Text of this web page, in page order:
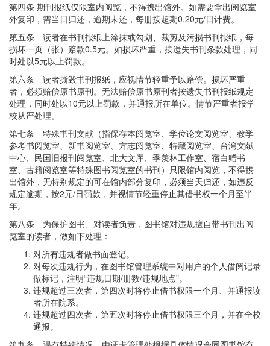
第四条 期刊报纸仅限室内阅览，不得携出馆外。如需要拿出阅览室
外复印，需当日归还，逾期未还，每册按超期0.20元/日计费。
第五条 读者在书刊报纸上涂抹或勾划、裁剪及污损书刊报纸，每
损坏一页（张）赔款0.5元。如损坏严重，按遗失书刊条款处理，同
时处以5元以上罚款。
第六条 读者撕毁书刊报纸，应视情节轻重予以赔偿。损坏严重
者，必须赔偿原书原刊。无法赔偿原书原刊者按遗失书刊报纸规定
处理，同时处以10元以上罚款，并通报所在单位。情节严重者报学
校从严处理。
第七条 特殊书刊文献（指保存本阅览室、学位论文阅览室、教学
参考书阅览室、新书阅览室、方志阅览室、特藏阅览室、台湾文献
中心、民国旧报刊阅览室、北大文库、季羡林工作室、宿白赠书
室、古籍阅览室等特殊图书阅览室的书刊）只限馆内阅览，不得携
出馆外，无特别规定的可在馆内部分复印，必须当天归还，如违反
规定逾期，按2元/日罚款，并视情节轻重停止其借书权一个月至半
年。
第八条 为保护图书、对读者负责，图书馆对违规擅自带书刊出阅
览室的读者，做如下处理：
对所有违规者做书面登记。
对每次违规行为，在图书馆管理系统中对用户的个人借阅记录
做标记，注明“违规日期/册数/违规地点”。
违规超过三次者，第四次时将停止借书权限一个月、并通报读
者所在院系。
违规超过四次者，第五次时将停止借书权限三个月，并在全校
通报。